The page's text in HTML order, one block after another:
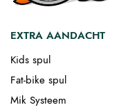
EXTRA AANDACHT
Kids spul
Fat-bike spul
Mik Systeem